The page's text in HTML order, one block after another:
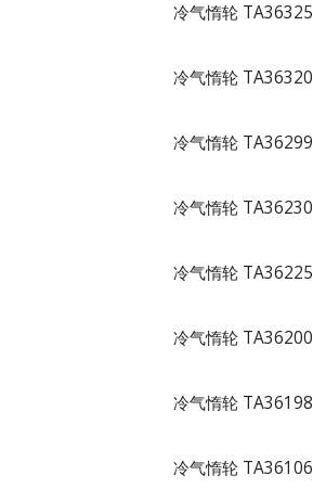
冷气惰轮 TA36325
冷气惰轮 TA36320
冷气惰轮 TA36299
冷气惰轮 TA36230
冷气惰轮 TA36225
冷气惰轮 TA36200
冷气惰轮 TA36198
冷气惰轮 TA36106